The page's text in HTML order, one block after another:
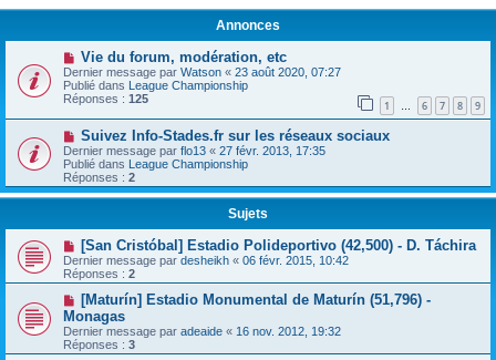
Annonces
Vie du forum, modération, etc
Dernier message par Watson « 23 août 2020, 07:27
Publié dans League Championship
Réponses : 125 1 … 6 7 8 9
Suivez Info-Stades.fr sur les réseaux sociaux
Dernier message par flo13 « 27 févr. 2013, 17:35
Publié dans League Championship
Réponses : 2
Sujets
[San Cristóbal] Estadio Polideportivo (42,500) - D. Táchira
Dernier message par desheikh « 06 févr. 2015, 10:42
Réponses : 2
[Maturín] Estadio Monumental de Maturín (51,796) -
Monagas
Dernier message par adeaide « 16 nov. 2012, 19:32
Réponses : 3